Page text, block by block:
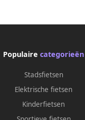
Populairecategorieën
Stadsfietsen
Elektrische fietsen
Kinderfietsen